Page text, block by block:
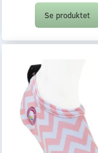
Se produktet